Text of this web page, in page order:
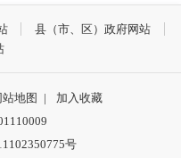
县（市、区）政府网站
站地图 |
加入收藏
号